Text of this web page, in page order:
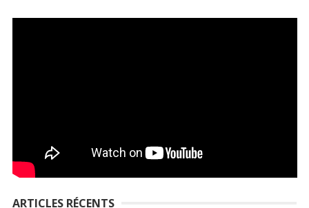
ARTICLES RÉCENTS